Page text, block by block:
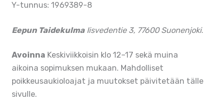
Y-tunnus: 1969389-8
Eepun Taidekulma Iisvedentie 3, 77600 Suonenjoki.
Avoinna Keskiviikkoisin klo 12–17 sekä muina
aikoina sopimuksen mukaan. Mahdolliset
poikkeusaukioloajat ja muutokset päivitetään tälle
sivulle.